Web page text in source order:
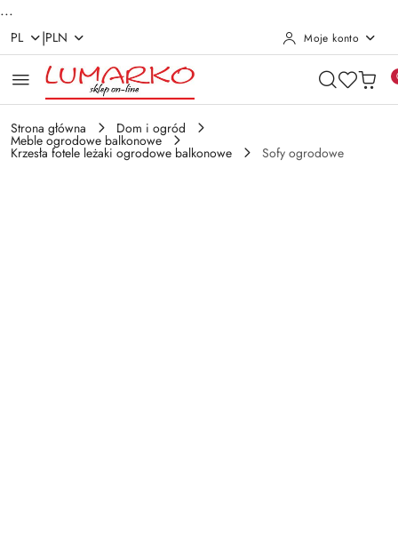
...
Przejdź do treści głównej
Przejdź do wyszukiwarki
Przejdź do moje konto
Przejdź do menu głównego
Przejdź do opisu produktu
Przejdź do stopki
PL |PLN Moje konto
Strona główna Dom i ogród
Meble ogrodowe balkonowe
Krzesła fotele leżaki ogrodowe balkonowe Sofy ogrodowe